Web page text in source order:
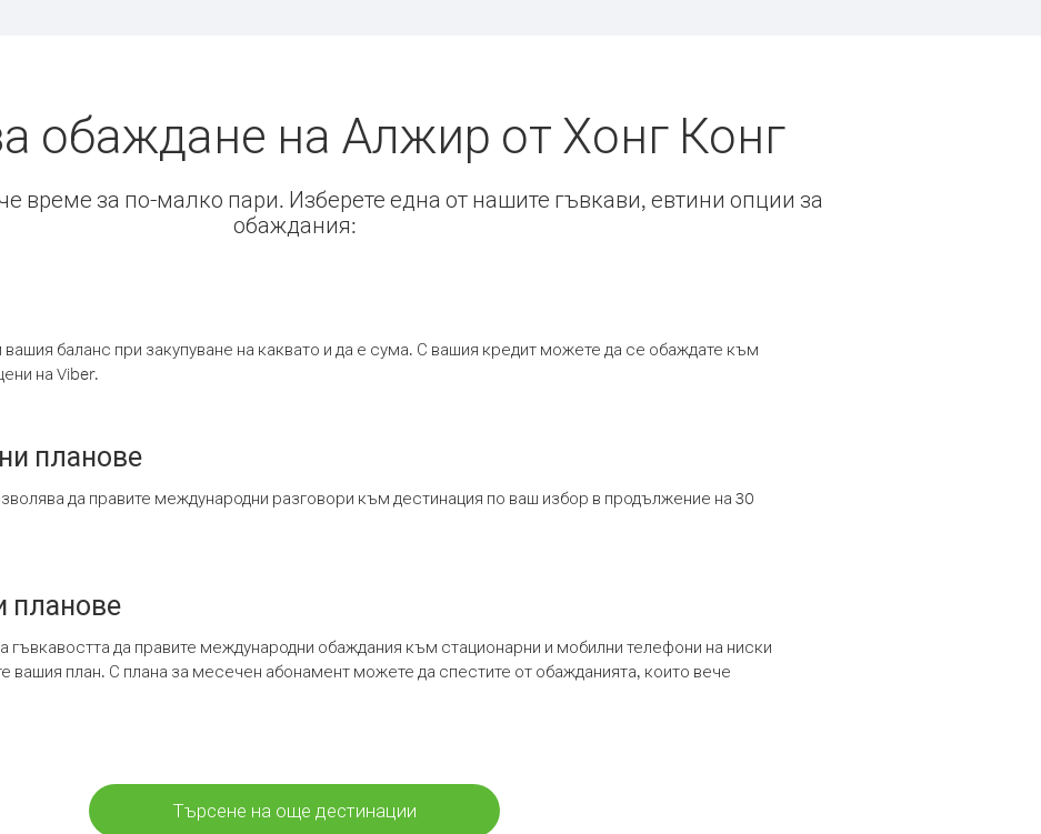
обаждане на Алжир от Хонг Конг
време за по-малко пари. Изберете една от нашите гъвкави, евтини опции за
обаждания:
баланс при закупуване на каквато и да е сума. С вашия кредит можете да се обаждате към
на Viber.
планове
да правите международни разговори към дестинация по ваш избор в продължение на 30
планове
гъвкавостта да правите международни обаждания към стационарни и мобилни телефони на ниски
вашия план. С плана за месечен абонамент можете да спестите от обажданията, които вече
Търсене на още дестинации